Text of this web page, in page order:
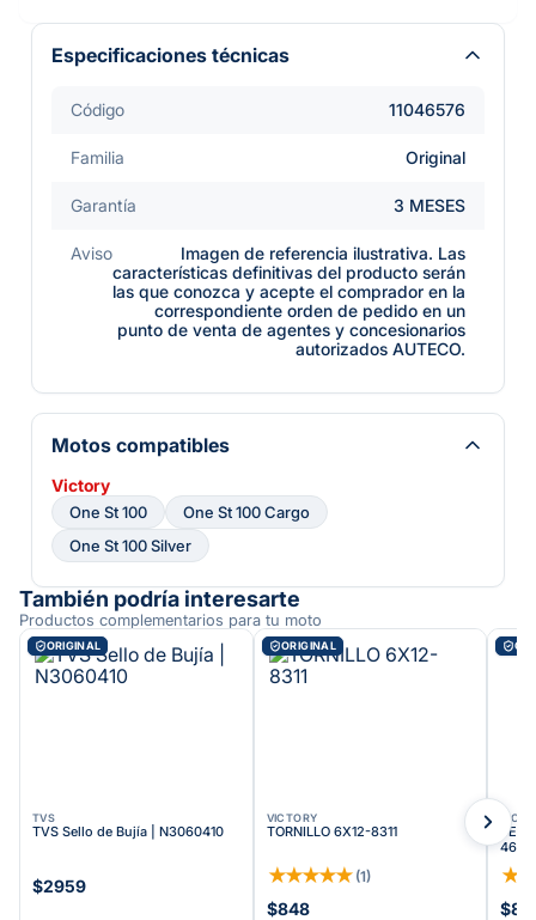
Especificaciones técnicas
Código 11046576
Familia Original
Garantía 3 MESES
Aviso
Imagen de referencia ilustrativa. Las
características definitivas del producto serán
las que conozca y acepte el comprador en la
correspondiente orden de pedido en un
punto de venta de agentes y concesionarios
autorizados AUTECO.
Motos compatibles
Victory
One St 100
One St 100 Cargo
One St 100 Silver
También podría interesarte
Productos complementarios para tu moto
ORIGINAL
TVS
TVS Sello de Bujía | N3060410
$2959
ORIGINAL
VICTORY
TORNILLO 6X12-8311
★★★★★ (1)
$848
463
★